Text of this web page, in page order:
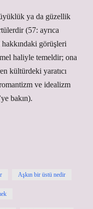
ya da güzellik
(57: ayrıca
görüşleri
haliyle temeldir; ona
kültürdeki yaratıcı
ve idealizm
bakın).
Aşkın bir üstü nedir